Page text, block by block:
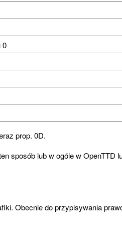
0
prop. 0D.
sposób lub w ogóle w OpenTTD
Obecnie do przypisywania